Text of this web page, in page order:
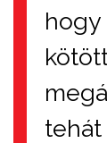
hogy
tehát